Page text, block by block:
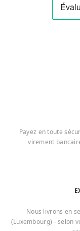
Payez en toute
virement
Nous livrons en
(Luxembourg) - selon